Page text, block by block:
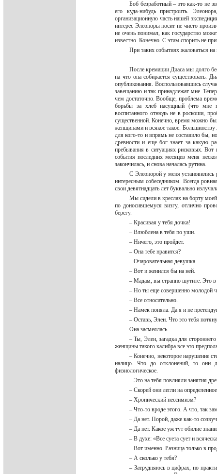
Боб безработный – это как-то не
его куда-нибудь пристроить.
организационную часть нашей
интерес Элеоноры носит не чисто
не очень понимал, как государство
известно. Конечно. С этим спорить не
При таких событиях жаловаться
После кремации Диаса мы долго
на что она собирается существовать.
опубликования. Воспользовавшись
завещанию и так принадлежат мне.
чем достаточно. Вообще, проблема
борьбы за хлеб насущный (что мне
воспитанного отнюдь не в роскоши,
существенной. Конечно, время можно
женщинами и всякое такое.
для кого-то и впрямь не составило бы,
древности и еще бог знает за какую
пребывания в ситуациях рисковых. Вот
события последних месяцев меня
закончилась, и снова началась рутина.
С Элеонорой у меня
интересным собеседником. Всегда
свои девятнадцать лет буквально
Мы сидели в креслах на борту
по доносившемуся визгу, отлично
берегу.
– Красивая у тебя дочка!
– Влюблена в тебя по уши.
– Ничего, это пройдет.
– Она тебе нравится?
– Очаровательная девушка.
– Вот и женился бы на ней.
– Мадам, вы странно шутите. Это
– Но ты еще совершенно молодой
– Все относительно.
– Намек поняла. Да я и не
– Оставь, Элен. Что это тебя
Она засмеялась.
– Ты, Элен, загадка для
женщины такого калибра все это
– Конечно, некоторое нарушение
налицо. Что до отклонений, то они
физиологическое.
– Это на тебя повлияли занятия
– Скорей они легли на
– Хронический пессимизм?
– Что-то вроде этого. А что, так
– Да нет. Порой, даже как-то
– Да нет. Какое уж тут обилие
– В духе: «Все суета сует и
– Вот именно. Разница только в
– А сколько у тебя?
– Затрудняюсь в цифрах, но